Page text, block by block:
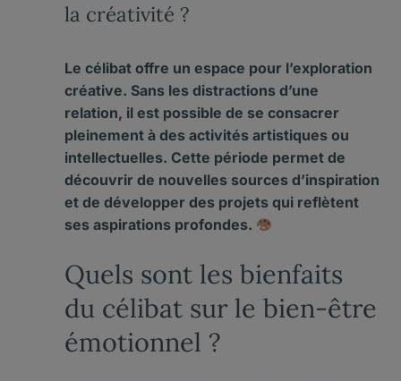
la créativité ?
Le célibat offre un espace pour l’exploration
créative. Sans les distractions d’une
relation, il est possible de se consacrer
pleinement à des activités artistiques ou
intellectuelles. Cette période permet de
découvrir de nouvelles sources d’inspiration
et de développer des projets qui reflètent
ses aspirations profondes.
Quels sont les bienfaits
du célibat sur le bien-être
émotionnel ?